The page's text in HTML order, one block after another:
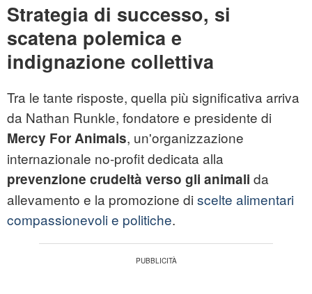
Strategia di successo, si
scatena polemica e
indignazione collettiva
Tra le tante risposte, quella più significativa arriva
da Nathan Runkle, fondatore e presidente di
Mercy For Animals, un'organizzazione
internazionale no-profit dedicata alla
prevenzione crudeltà verso gli animali da
allevamento e la promozione di scelte alimentari
compassionevoli e politiche.